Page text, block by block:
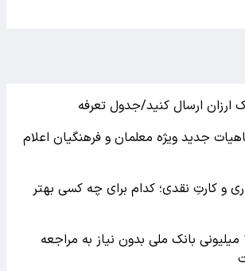
ارزان ارسال کنید/جدول تعرفه
جدید ویژه معلمان و فرهنگیان اعلام
و کارتِ نقدی؛ کدام برای چه کسی بهتر
کارت اعتباری ۲۰۰ میلیونی بانک ملی بدون نیاز به مراجعه